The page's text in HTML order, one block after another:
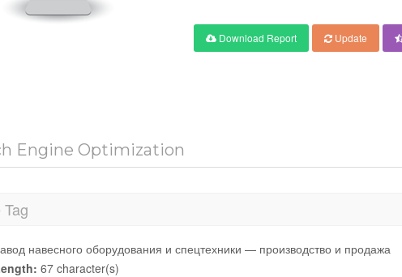
Download Report Update
Engine Optimization
навесного оборудования и спецтехники — производство и продажа
67 character(s)